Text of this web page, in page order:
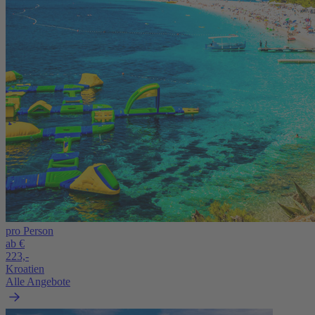
pro Person
ab €
223,-
Kroatien
Alle Angebote